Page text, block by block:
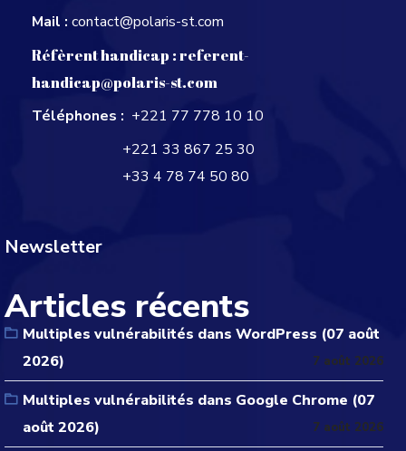
Mail : contact@polaris-st.com
Réfèrent handicap :referent-
handicap@polaris-st.com
Téléphones : +221 77 778 10 10
+221 33 867 25 30
+33 4 78 74 50 80
Newsletter
Articles récents
Multiples vulnérabilités dans WordPress (07 août
2026)
7 août 2026
Multiples vulnérabilités dans Google Chrome (07
août 2026)
7 août 2026